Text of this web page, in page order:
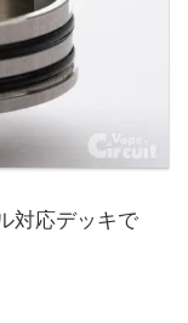
対応デッキで